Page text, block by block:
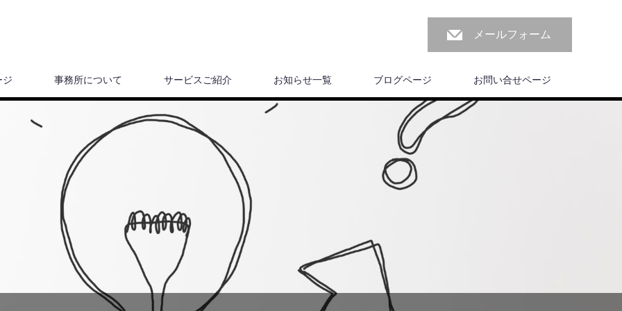
メールフォーム
ジ 事務所について サービスご紹介 お知らせ一覧 ブログページ お問い合せページ